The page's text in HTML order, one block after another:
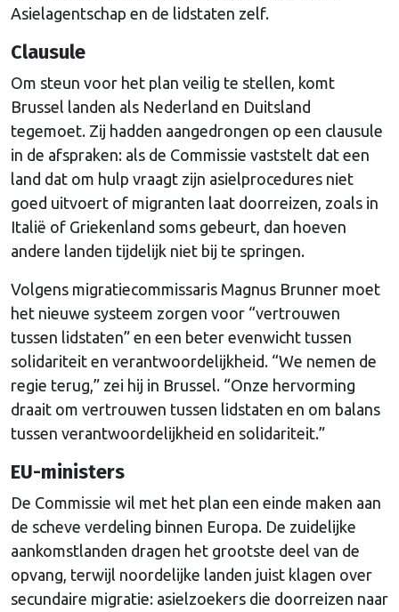
Asielagentschap en de lidstaten zelf.
Clausule
Om steun voor het plan veilig te stellen, komt
Brussel landen als Nederland en Duitsland
tegemoet. Zij hadden aangedrongen op een clausule
in de afspraken: als de Commissie vaststelt dat een
land dat om hulp vraagt zijn asielprocedures niet
goed uitvoert of migranten laat doorreizen, zoals in
Italië of Griekenland soms gebeurt, dan hoeven
andere landen tijdelijk niet bij te springen.
Volgens migratiecommissaris Magnus Brunner moet
het nieuwe systeem zorgen voor “vertrouwen
tussen lidstaten” en een beter evenwicht tussen
solidariteit en verantwoordelijkheid. “We nemen de
regie terug,” zei hij in Brussel. “Onze hervorming
draait om vertrouwen tussen lidstaten en om balans
tussen verantwoordelijkheid en solidariteit.”
EU-ministers
De Commissie wil met het plan een einde maken aan
de scheve verdeling binnen Europa. De zuidelijke
aankomstlanden dragen het grootste deel van de
opvang, terwijl noordelijke landen juist klagen over
secundaire migratie: asielzoekers die doorreizen naar